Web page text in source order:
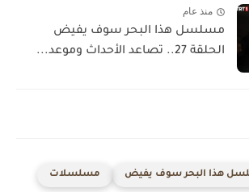
منذ عام
مسلسل هذا البحر سوف يفيض
الحلقة 27.. تصاعد الأحداث وموعد...
هذا البحر سوف يفيض مسلسلات